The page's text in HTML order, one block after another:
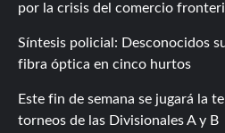
por la crisis del comercio
Síntesis policial: Desconocidos
fibra óptica en cinco hurtos
Este fin de semana se jugará la
torneos de las Divisionales A y B